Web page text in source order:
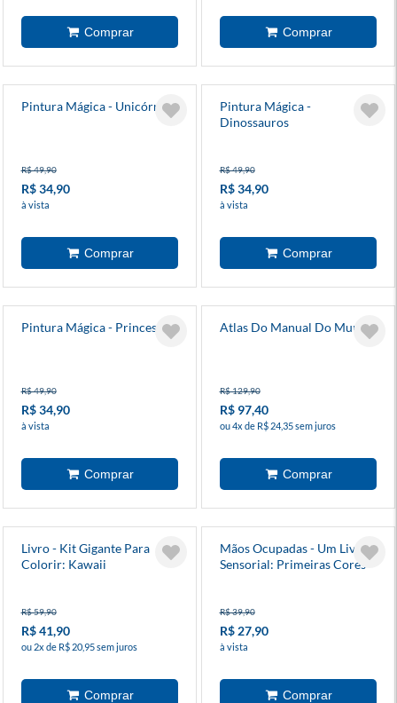
Pintura Mágica - Unicórnios
R$ 49,90
R$ 34,90
à vista
Pintura Mágica -
Dinossauros
R$ 49,90
R$ 34,90
à vista
Pintura Mágica - Princesas
R$ 49,90
R$ 34,90
à vista
Atlas Do Manual Do Mundo
R$ 129,90
R$ 97,40
ou 4x de R$ 24,35 sem juros
Livro - Kit Gigante Para
Colorir: Kawaii
R$ 59,90
R$ 41,90
ou 2x de R$ 20,95 sem juros
Mãos Ocupadas - Um Livro
Sensorial: Primeiras Cores
R$ 39,90
R$ 27,90
à vista